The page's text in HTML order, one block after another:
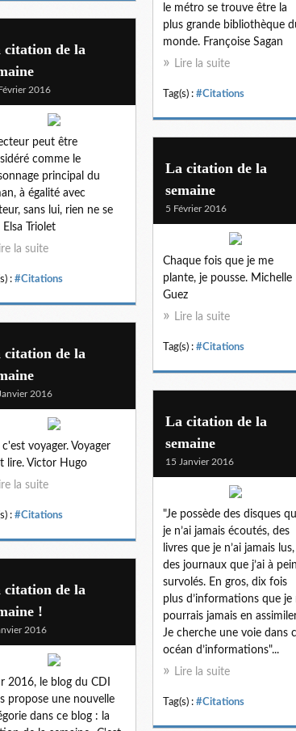
le métro se trouve être la
plus grande bibliothèque
monde. Françoise Sagan
Lire la suite
Tag(s) : #Citations
citation de la
2016
peut être
comme le
principal du
à égalité avec
sans lui, rien ne se
Triolet
la suite
: #Citations
La citation de la
semaine
5 Février 2016
Chaque fois que je me
plante, je pousse. Michelle
Guez
Lire la suite
Tag(s) : #Citations
citation de la
2016
c'est voyager. Voyager
lire. Victor Hugo
la suite
: #Citations
La citation de la
semaine
15 Janvier 2016
"Je possède des disques
je n’ai jamais écoutés, des
livres que je n’ai jamais lus,
des journaux que j’ai à
survolés. En gros, dix fois
plus d’informations que je
pourrais jamais en
Je cherche une voie dans
océan d’informations"...
Lire la suite
Tag(s) : #Citations
citation de la
!
2016
2016, le blog du CDI
propose une nouvelle
dans ce blog : la